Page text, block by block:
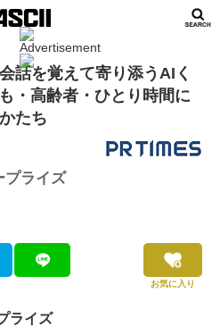
話を覚えて寄り添うAIく
・高齢者・ひとり時間に
たち
プライズ
お気に入り
ライズ